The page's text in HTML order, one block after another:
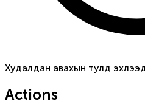
Худалдан авахын тулд
Actions